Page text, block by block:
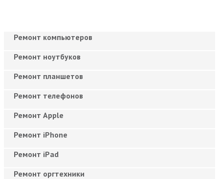
Ремонт компьютеров
Ремонт ноутбуков
Ремонт планшетов
Ремонт телефонов
Ремонт Apple
Ремонт iPhone
Ремонт iPad
Ремонт оргтехники